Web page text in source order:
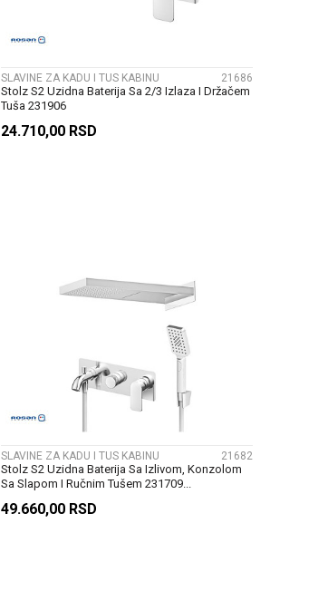
SLAVINE ZA KADU I TUS KABINU 21686
Stolz S2 Uzidna Baterija Sa 2/3 Izlaza I Držačem
Tuša 231906
24.710,00 RSD
SLAVINE ZA KADU I TUS KABINU 21682
Stolz S2 Uzidna Baterija Sa Izlivom, Konzolom
Sa Slapom I Ručnim Tušem 231709...
49.660,00 RSD